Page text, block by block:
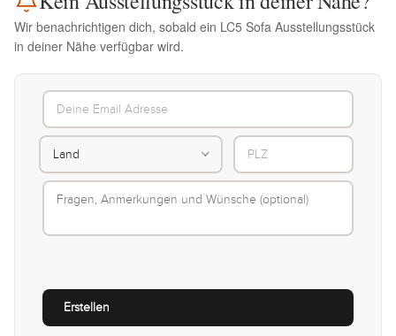
Wir benachrichtigen dich, sobald ein LC5 Sofa Ausstellungsstück
in deiner Nähe verfügbar wird.